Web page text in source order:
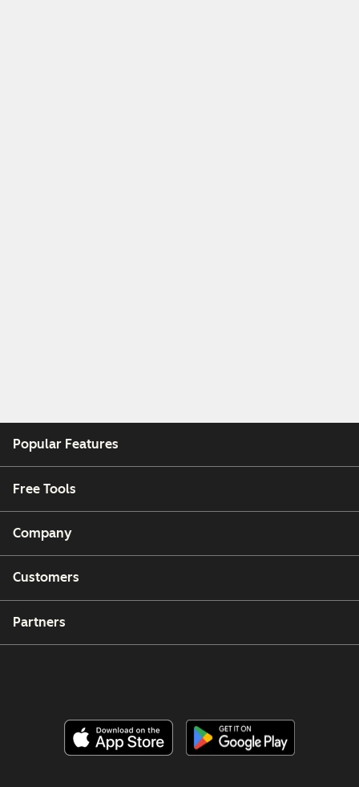
attribuer des
points à vos
utilisateurs.
Popular Features
Free Tools
Company
Customers
Partners